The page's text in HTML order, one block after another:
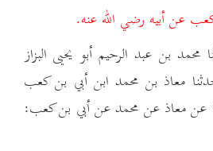
عن أبيه رضي الله عنه.
بن عبد الرحيم أبو يحيى البزاز
معاذ بن محمد ابن أبي بن كعب
عن معاذ عن محمد عن أبي بن كعب: